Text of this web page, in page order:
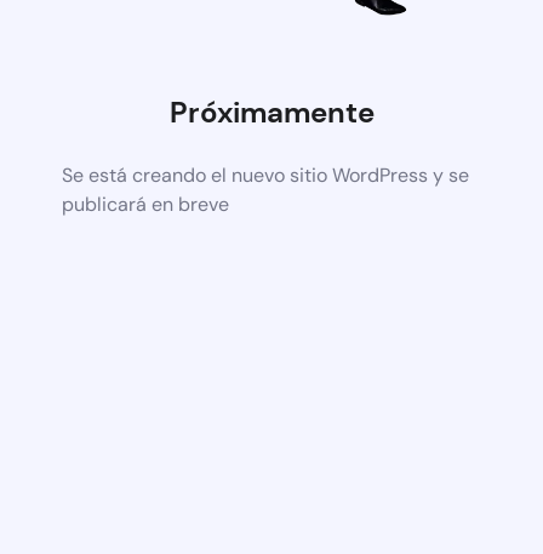
Próximamente
Se está creando el nuevo sitio WordPress y se
publicará en breve